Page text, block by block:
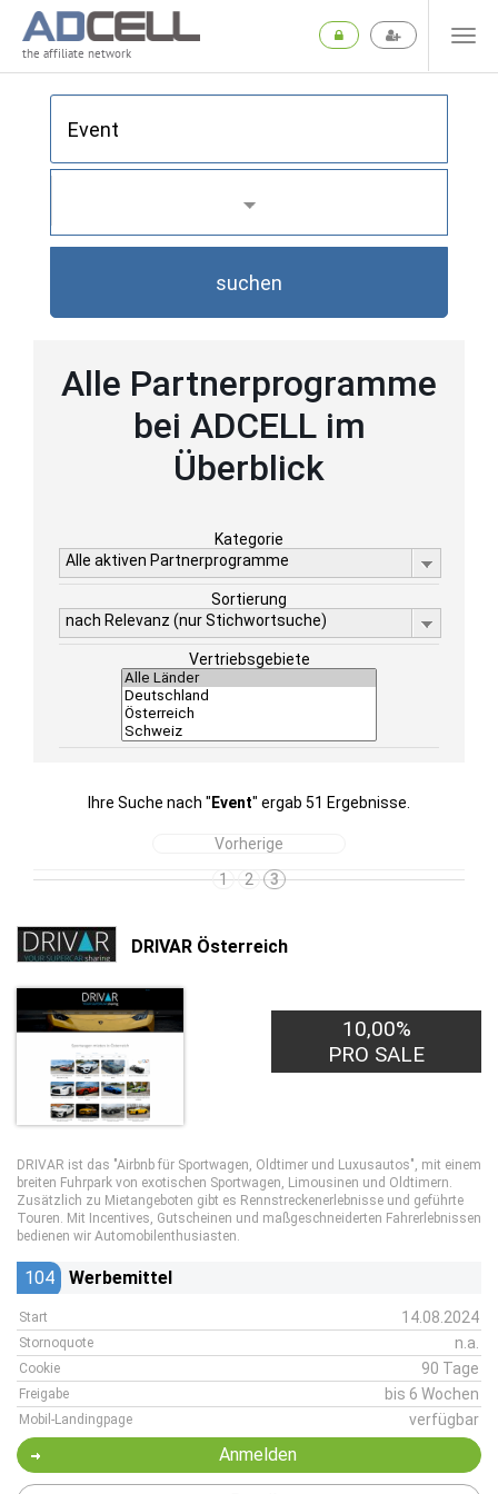
the affiliate network
suchen
Alle Partnerprogramme
bei ADCELL im
Überblick
Kategorie
Alle aktiven Partnerprogramme
Sortierung
nach Relevanz (nur Stichwortsuche)
Vertriebsgebiete
Ihre Suche nach " Event" ergab 51 Ergebnisse.
Vorherige
1
2 3
DRIVAR Österreich
10,00€
PRO LEAD
10,00%
PRO SALE
DRIVAR ist das "Airbnb für Sportwagen, Oldtimer und Luxusautos", mit einem
breiten Fuhrpark von exotischen Sportwagen, Limousinen und Oldtimern.
Zusätzlich zu Mietangeboten gibt es Rennstreckenerlebnisse und geführte
Touren. Mit Incentives, Gutscheinen und maßgeschneiderten Fahrerlebnissen
bedienen wir Automobilenthusiasten.
104 Werbemittel
Start 14.08.2024
Stornoquote n.a.
Cookie 90 Tage
Freigabe bis 6 Wochen
Mobil-Landingpage verfügbar
Anmelden